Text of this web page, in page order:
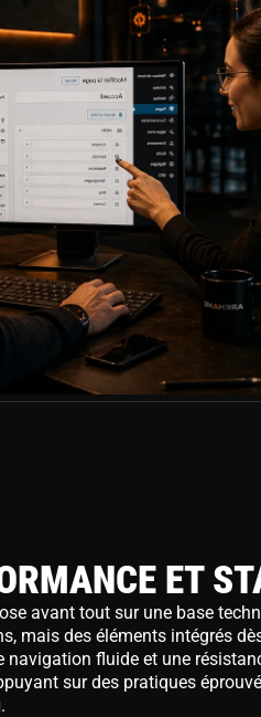
ET
avant tout sur une base
mais des éléments intégrés
navigation fluide et une
sur des pratiques
.